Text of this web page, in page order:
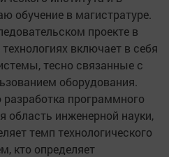
обучение в магистратуре.
проекте в
включает в себя
тесно связанные с
оборудования.
программного
область инженерной науки,
темп технологического
кто определяет